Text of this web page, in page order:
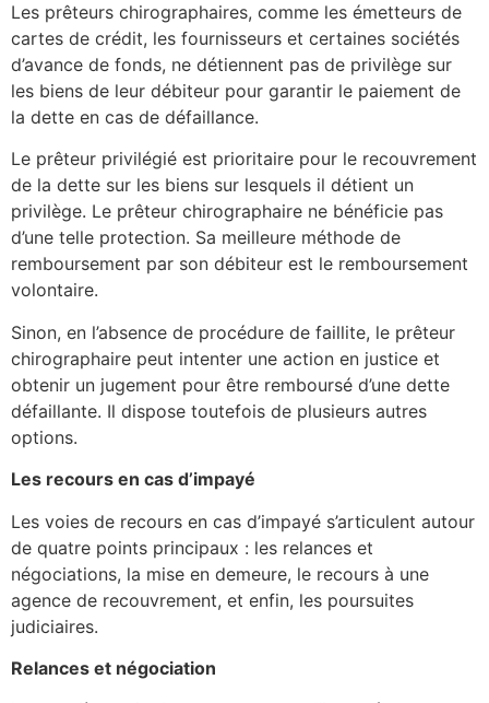
Les prêteurs chirographaires, comme les émetteurs de
cartes de crédit, les fournisseurs et certaines sociétés
d’avance de fonds, ne détiennent pas de privilège sur
les biens de leur débiteur pour garantir le paiement de
la dette en cas de défaillance.
Le prêteur privilégié est prioritaire pour le recouvrement
de la dette sur les biens sur lesquels il détient un
privilège. Le prêteur chirographaire ne bénéficie pas
d’une telle protection. Sa meilleure méthode de
remboursement par son débiteur est le remboursement
volontaire.
Sinon, en l’absence de procédure de faillite, le prêteur
chirographaire peut intenter une action en justice et
obtenir un jugement pour être remboursé d’une dette
défaillante. Il dispose toutefois de plusieurs autres
options.
Les recours en cas d’impayé
Les voies de recours en cas d’impayé s’articulent autour
de quatre points principaux : les relances et
négociations, la mise en demeure, le recours à une
agence de recouvrement, et enfin, les poursuites
judiciaires.
Relances et négociation